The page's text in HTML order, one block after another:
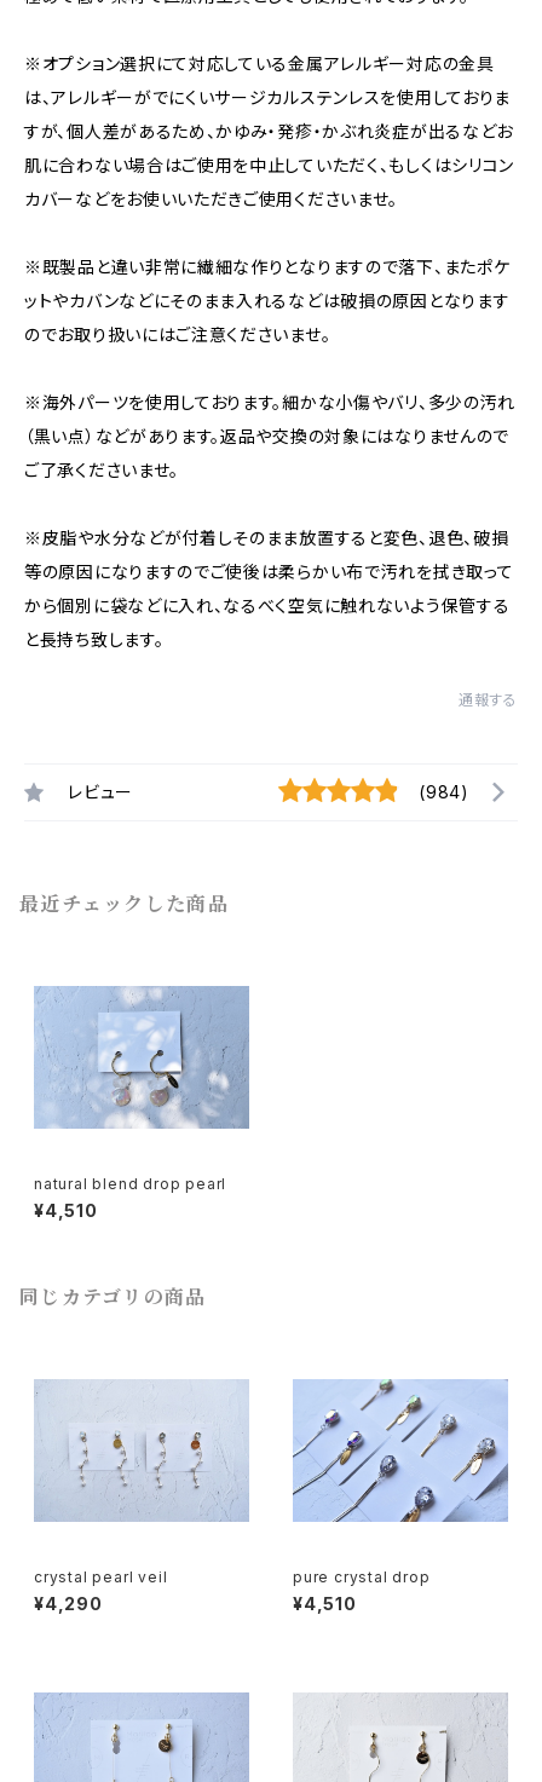
※オプション選択にて対応している金属アレルギー対応の金具
は、アレルギーがでにくいサージカルステンレスを使用しておりま
すが、個人差があるため、かゆみ・発疹・かぶれ炎症が出るなどお
肌に合わない場合はご使用を中止していただく、もしくはシリコン
カバーなどをお使いいただきご使用くださいませ。
※既製品と違い非常に繊細な作りとなりますので落下、またポケ
ットやカバンなどにそのまま入れるなどは破損の原因となります
のでお取り扱いにはご注意くださいませ。
※海外パーツを使用しております。細かな小傷やバリ、多少の汚れ
（黒い点）などがあります。返品や交換の対象にはなりませんので
ご了承くださいませ。
※皮脂や水分などが付着しそのまま放置すると変色、退色、破損
等の原因になりますのでご使後は柔らかい布で汚れを拭き取って
から個別に袋などに入れ、なるべく空気に触れないよう保管する
と長持ち致します。
通報する
レビュー (984)
最近チェックした商品
natural blend drop pearl
¥4,510
同じカテゴリの商品
crystal pearl veil
¥4,290
pure crystal drop
¥4,510